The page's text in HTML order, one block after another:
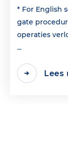
* For English
gate
operaties
...
Lees